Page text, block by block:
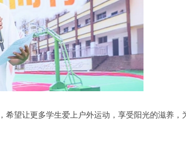
希望让更多学生爱上户外运动，享受阳光的滋养，